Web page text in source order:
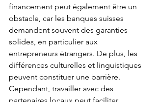
financement peut également être un
obstacle, car les banques suisses
demandent souvent des garanties
solides, en particulier aux
entrepreneurs étrangers. De plus, les
différences culturelles et linguistiques
peuvent constituer une barrière.
Cependant, travailler avec des